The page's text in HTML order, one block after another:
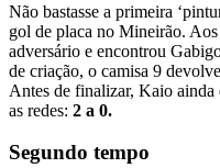
Não bastasse a primeira
gol de placa no Mineirão.
adversário e encontrou
de criação, o camisa 9
Antes de finalizar, Kaio
as redes: 2 a 0.
Segundo tempo